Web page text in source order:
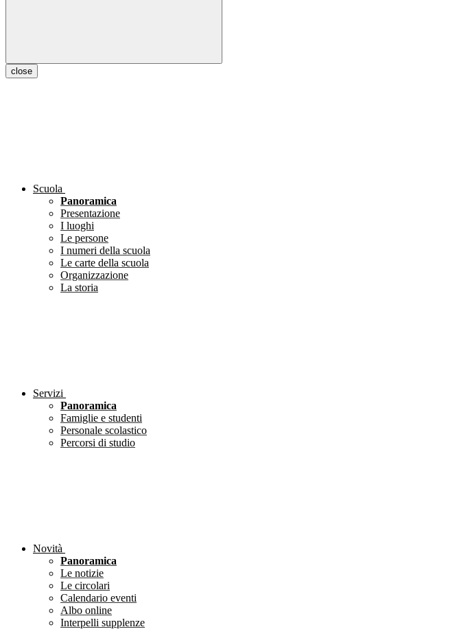
close
Scuola
Panoramica
Presentazione
I luoghi
Le persone
I numeri della scuola
Le carte della scuola
Organizzazione
La storia
Servizi
Panoramica
Famiglie e studenti
Personale scolastico
Percorsi di studio
Novità
Panoramica
Le notizie
Le circolari
Calendario eventi
Albo online
Interpelli supplenze